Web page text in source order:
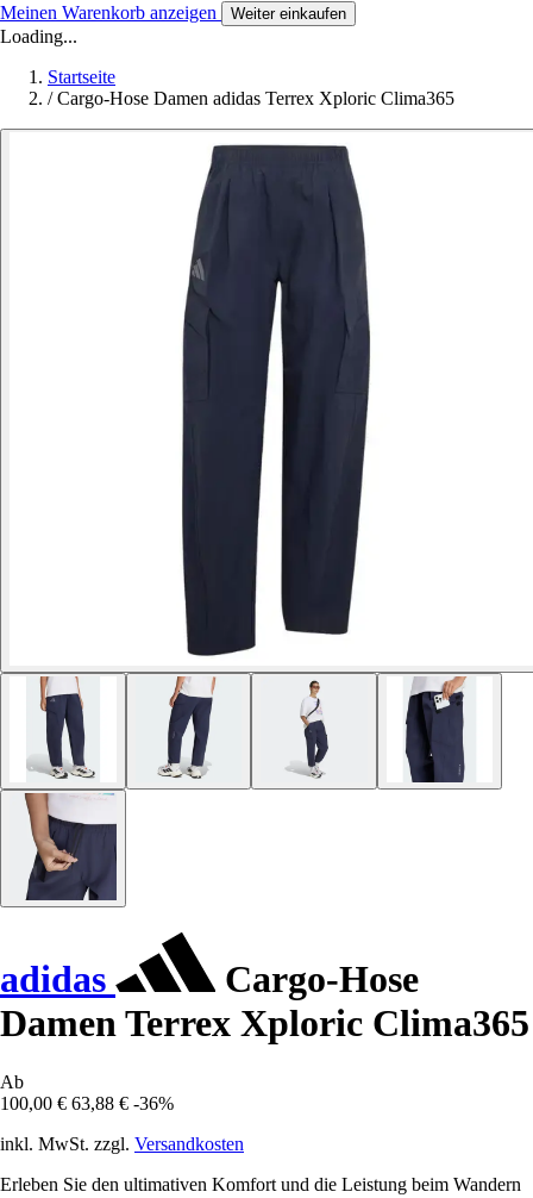
Meinen Warenkorb anzeigen Weiter einkaufen
Loading...
Startseite
/ Cargo-Hose Damen adidas Terrex Xploric Clima365
adidas
Cargo-Hose
Damen Terrex Xploric Clima365
Ab
100,00 € 63,88 € -36%
inkl. MwSt. zzgl. Versandkosten
Erleben Sie den ultimativen Komfort und die Leistung beim Wandern